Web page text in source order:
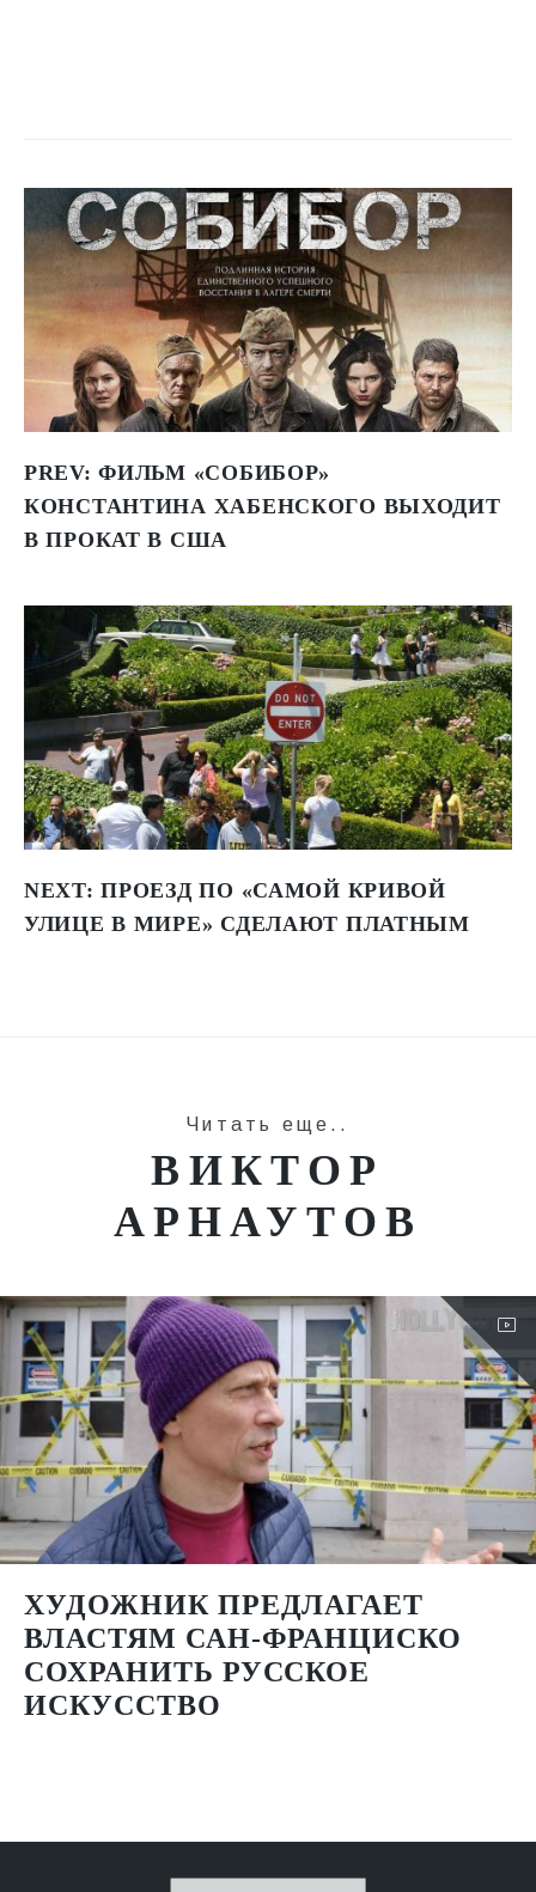
PREV: ФИЛЬМ «СОБИБОР»
КОНСТАНТИНА ХАБЕНСКОГО ВЫХОДИТ
В ПРОКАТ В США
NEXT: ПРОЕЗД ПО «САМОЙ КРИВОЙ
УЛИЦЕ В МИРЕ» СДЕЛАЮТ ПЛАТНЫМ
Читать еще..
ВИКТОР
АРНАУТОВ
ХУДОЖНИК ПРЕДЛАГАЕТ
ВЛАСТЯМ САН-ФРАНЦИСКО
СОХРАНИТЬ РУССКОЕ
ИСКУССТВО